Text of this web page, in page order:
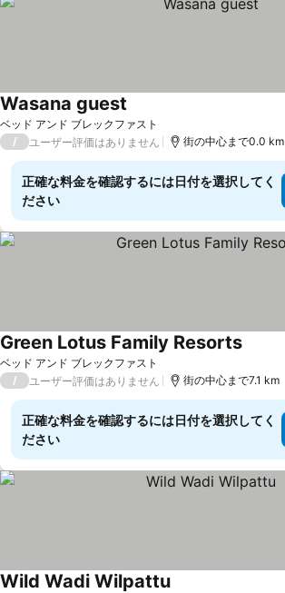
ベッド アンド ブレックファスト
Wasana guest
/ ユーザー評価はありません 街の中心まで0.0 km
正確な料金を確認するには日付を選択してく
ださい
ベッド アンド ブレックファスト
Green Lotus Family Resorts
/ ユーザー評価はありません 街の中心まで7.1 km
正確な料金を確認するには日付を選択してく
ださい
Wild Wadi Wilpattu